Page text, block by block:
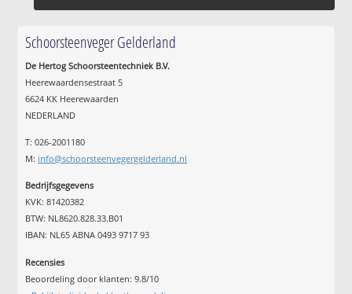
Schoorsteenveger Gelderland
De Hertog Schoorsteentechniek B.V.
Heerewaardensestraat 5
6624 KK Heerewaarden
NEDERLAND
T: 026-2001180
M: info@schoorsteenvegergelderland.nl
Bedrijfsgegevens
KVK: 81420382
BTW: NL8620.828.33.B01
IBAN: NL65 ABNA 0493 9717 93
Recensies
Beoordeling door klanten:9.8/10